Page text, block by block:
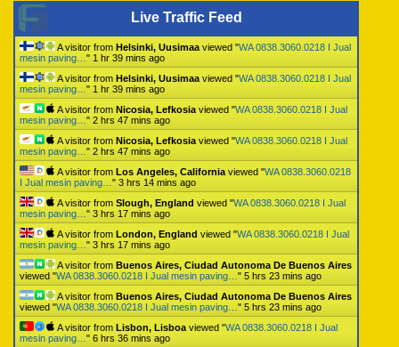
Live Traffic Feed
A visitor from Helsinki, Uusimaa viewed "WA 0838.3060.0218 I Jual
mesin paving… " 1 hr 39 mins ago
A visitor from Helsinki, Uusimaa viewed "WA 0838.3060.0218 I Jual
mesin paving… " 1 hr 39 mins ago
A visitor from Nicosia, Lefkosia viewed "WA 0838.3060.0218 I Jual
mesin paving… " 2 hrs 47 mins ago
A visitor from Nicosia, Lefkosia viewed "WA 0838.3060.0218 I Jual
mesin paving… " 2 hrs 47 mins ago
A visitor from Los Angeles, California viewed "WA 0838.3060.0218
I Jual mesin paving… " 3 hrs 14 mins ago
A visitor from Slough, England viewed "WA 0838.3060.0218 I Jual
mesin paving… " 3 hrs 17 mins ago
A visitor from London, England viewed "WA 0838.3060.0218 I Jual
mesin paving… " 3 hrs 17 mins ago
A visitor from Buenos Aires, Ciudad Autonoma De Buenos Aires
viewed "WA 0838.3060.0218 I Jual mesin paving… " 5 hrs 23 mins ago
A visitor from Buenos Aires, Ciudad Autonoma De Buenos Aires
viewed "WA 0838.3060.0218 I Jual mesin paving… " 5 hrs 23 mins ago
A visitor from Lisbon, Lisboa viewed "WA 0838.3060.0218 I Jual
mesin paving… " 6 hrs 36 mins ago